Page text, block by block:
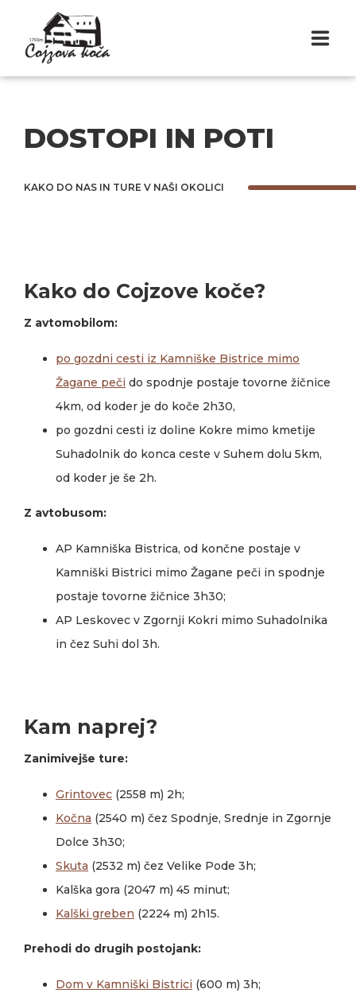
DOSTOPI IN POTI
PIŠITE NAM
DOSTOPI IN POTI
KAKO DO NAS IN TURE V NAŠI OKOLICI
Kako do Cojzove koče?
Z avtomobilom:
po gozdni cesti iz Kamniške Bistrice mimo
Žagane peči do spodnje postaje tovorne žičnice
4km, od koder je do koče 2h30,
po gozdni cesti iz doline Kokre mimo kmetije
Suhadolnik do konca ceste v Suhem dolu 5km,
od koder je še 2h.
Z avtobusom:
AP Kamniška Bistrica, od končne postaje v
Kamniški Bistrici mimo Žagane peči in spodnje
postaje tovorne žičnice 3h30;
AP Leskovec v Zgornji Kokri mimo Suhadolnika
in čez Suhi dol 3h.
Kam naprej?
Zanimivejše ture:
Grintovec (2558 m) 2h;
Kočna (2540 m) čez Spodnje, Srednje in Zgornje
Dolce 3h30;
Skuta (2532 m) čez Velike Pode 3h;
Kalška gora (2047 m) 45 minut;
Kalški greben (2224 m) 2h15.
Prehodi do drugih postojank:
Dom v Kamniški Bistrici (600 m) 3h;